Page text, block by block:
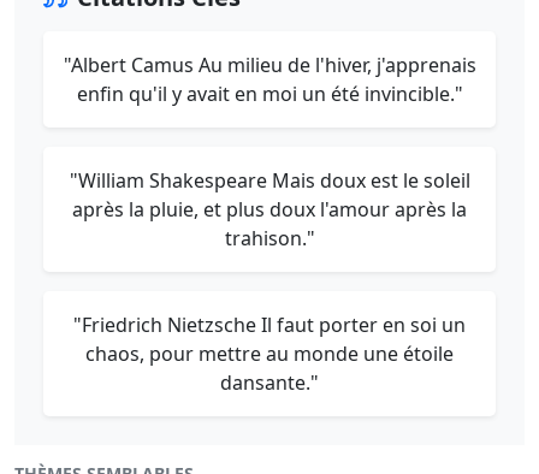
"Albert Camus Au milieu de l'hiver, j'apprenais
enfin qu'il y avait en moi un été invincible."
"William Shakespeare Mais doux est le soleil
après la pluie, et plus doux l'amour après la
trahison."
"Friedrich Nietzsche Il faut porter en soi un
chaos, pour mettre au monde une étoile
dansante."